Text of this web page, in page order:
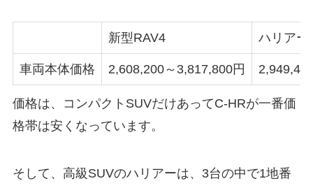
新型RAV4 ハリアー
車両本体価格 2,608,200～3,817,800円
価格は、コンパクトSUVだけあってC-HRが一番価
格帯は安くなっています。
そして、高級SUVのハリアーは、3台の中で1地番